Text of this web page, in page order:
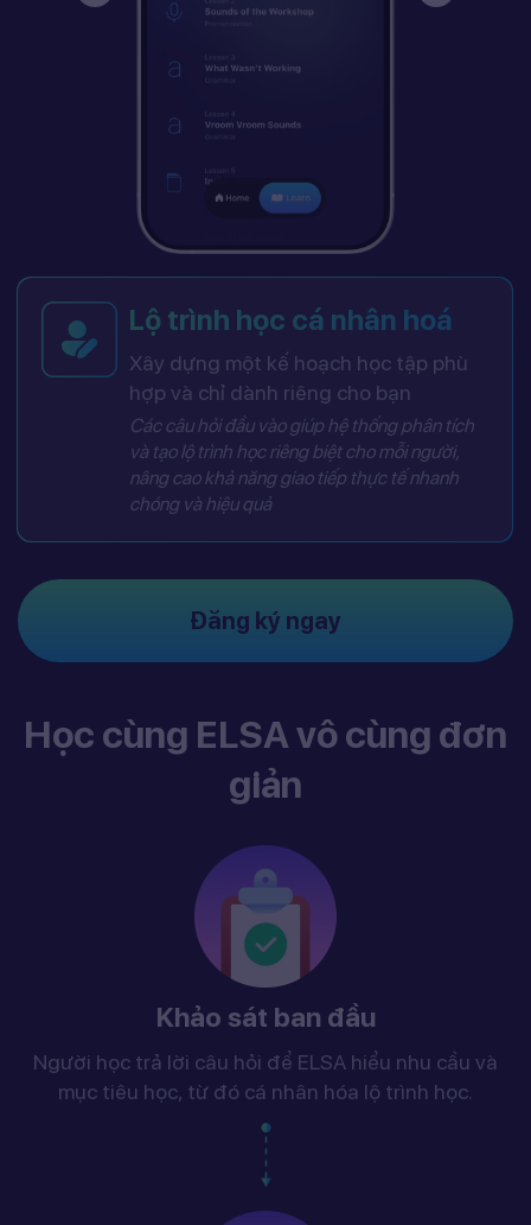
Lộ trình học cá nhân hoá
Xây dựng một kế hoạch học tập phù
hợp và chỉ dành riêng cho bạn
Các câu hỏi đầu vào giúp hệ thống phân tích
và tạo lộ trình học riêng biệt cho mỗi người,
nâng cao khả năng giao tiếp thực tế nhanh
chóng và hiệu quả
Đăng ký ngay
Học cùng ELSA vô cùng đơn
giản
Khảo sát ban đầu
Người học trả lời câu hỏi để ELSA hiểu nhu cầu và
mục tiêu học, từ đó cá nhân hóa lộ trình học.